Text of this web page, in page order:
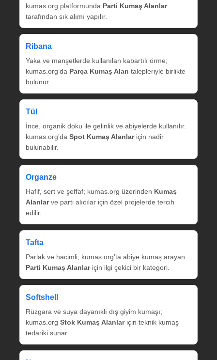
kumas.org platformunda Parti Kumaş Alanlar
tarafından sık alımı yapılır.
Ribana
Yaka ve manşetlerde kullanılan kabartılı örme;
kumas.org’da Parça Kumaş Alan talepleriyle birlikte
bulunur.
Tül
İnce, organik doku ile gelinlik ve abiyelerde kullanılır.
kumas.org’da Spot Kumaş Alanlariçin nadir
bulunabilir.
Organze
Hafif, sert ve şeffaf; kumas.org üzerinden Kumaş
Alanlarve parti alıcılar için özel projelerde tercih
edilir.
Tafta
Parlak ve hacimli; kumas.org’ta abiye kumaş arayan
Parti Kumaş Alanlariçin ilgi çekici bir kategori.
Softshell
Rüzgara ve suya dayanıklı dış giyim kumaşı;
kumas.org Stok Kumaş Alanlariçin teknik kumaş
tedariki sunar.